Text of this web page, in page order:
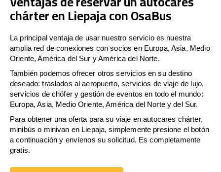
chárter en Liepaja con OsaBus
La principal ventaja de usar nuestro servicio es nuestra
amplia red de conexiones con socios en Europa, Asia, Medio
Oriente, América del Sur y América del Norte.
También podemos ofrecer otros servicios en su destino
deseado: traslados al aeropuerto, servicios de viaje de lujo,
servicios de chófer y gestión de eventos en todo el mundo:
Europa, Asia, Medio Oriente, América del Norte y del Sur.
Para obtener una oferta para su viaje en autocares chárter,
minibús o minivan en Liepaja, simplemente presione el botón
a continuación y envíenos su solicitud. Es completamente
gratis.